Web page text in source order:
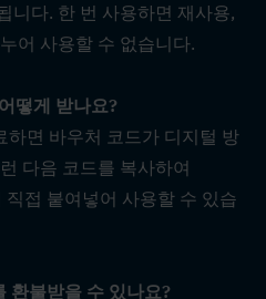
니다. 한 번 사용하면 재사용,
어 사용할 수 없습니다.
떻게 받나요?
하면 바우처 코드가 디지털 방
다음 코드를 복사하여
접 붙여넣어 사용할 수 있습
환불받을 수 있나요?